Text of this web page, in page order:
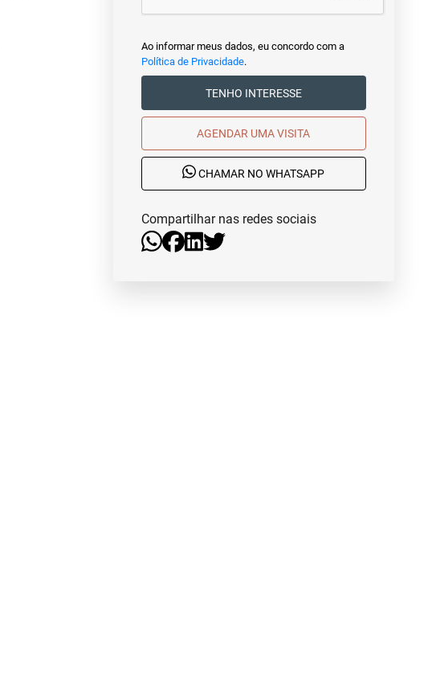
Ao informar meus dados, eu concordo com a
Política de Privacidade.
TENHO INTERESSE
AGENDAR UMA VISITA
CHAMAR NO WHATSAPP
Compartilhar nas redes sociais